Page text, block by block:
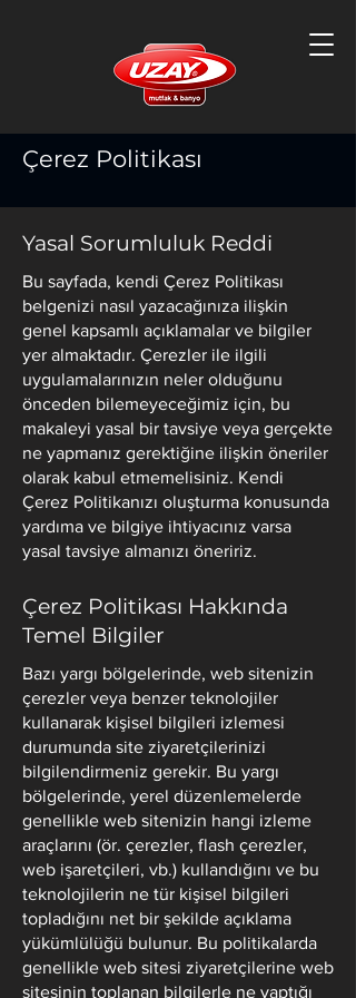
Çerez Politikası
Yasal Sorumluluk Reddi
Bu sayfada, kendi Çerez Politikası
belgenizi nasıl yazacağınıza ilişkin
genel kapsamlı açıklamalar ve bilgiler
yer almaktadır. Çerezler ile ilgili
uygulamalarınızın neler olduğunu
önceden bilemeyeceğimiz için, bu
makaleyi yasal bir tavsiye veya gerçekte
ne yapmanız gerektiğine ilişkin öneriler
olarak kabul etmemelisiniz. Kendi
Çerez Politikanızı oluşturma konusunda
yardıma ve bilgiye ihtiyacınız varsa
yasal tavsiye almanızı öneririz.
Çerez Politikası Hakkında
Temel Bilgiler
Bazı yargı bölgelerinde, web sitenizin
çerezler veya benzer teknolojiler
kullanarak kişisel bilgileri izlemesi
durumunda site ziyaretçilerinizi
bilgilendirmeniz gerekir. Bu yargı
bölgelerinde, yerel düzenlemelerde
genellikle web sitenizin hangi izleme
araçlarını (ör. çerezler, flash çerezler,
web işaretçileri, vb.) kullandığını ve bu
teknolojilerin ne tür kişisel bilgileri
topladığını net bir şekilde açıklama
yükümlülüğü bulunur. Bu politikalarda
genellikle web sitesi ziyaretçilerine web
sitesinin toplanan bilgilerle ne yaptığı